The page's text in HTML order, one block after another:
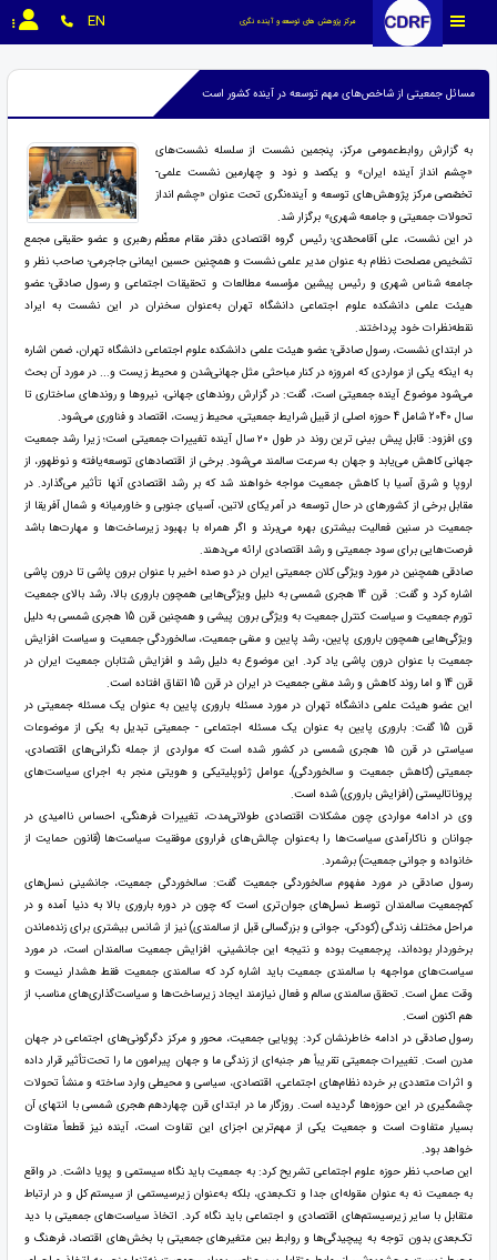
مرکز پژوهش های توسعه و آینده نگری EN
مسائل جمعیتی از شاخص‌های مهم توسعه در آینده کشور است
به گزارش روابط‌عمومی مرکز، پنجمین نشست از سلسله نشست‌های
«چشم انداز آینده ایران» و یکصد و نود و چهارمین نشست علمی-
تخصّصی مرکز پژوهش‌های توسعه و آینده‌نگری تحت عنوان «چشم انداز
تحولات جمعیتی و جامعه شهری» برگزار شد.
در این نشست، علی آقامحمّدی؛ رئیس گروه اقتصادی دفتر مقام معظّم رهبری و عضو حقیقی مجمع
تشخیص مصلحت نظام به عنوان مدیر علمی نشست و همچنین حسین ایمانی جاجرمی؛ صاحب نظر و
جامعه شناس شهری و رئیس پیشین مؤسسه مطالعات و تحقیقات اجتماعی و رسول صادقی؛ عضو
هیئت علمی دانشکده علوم اجتماعی دانشگاه تهران به‌‌عنوان سخنران در این نشست به ایراد
نقطه‌نظرات خود پرداختند.
در ابتدای نشست، رسول صادقی؛ عضو هیئت علمی دانشکده علوم اجتماعی دانشگاه تهران، ضمن اشاره
به اینکه یکی از مواردی که امروزه در کنار مباحثی مثل جهانی‌شدن و محیط زیست و... در مورد آن بحث
می‌شود موضوع آینده جمعیتی است، گفت: در گزارش روندهای جهانی، نیروها و روندهای ساختاری تا
سال 2040 شامل 4 حوزه اصلی از قبیل شرایط جمعیتی، محیط زیست، اقتصاد و فناوری می‌شود.
وی افزود: قابل پیش بینی ترین روند در طول ۲۰ سال آینده تغییرات جمعیتی است؛ زیرا رشد جمعیت
جهانی کاهش می‌یابد و جهان به سرعت سالمند می‌شود. برخی از اقتصادهای توسعه‌یافته و نوظهور، از
اروپا و شرق آسیا با کاهش جمعیت مواجه خواهند شد که بر رشد اقتصادی آنها تأثیر می‌گذارد. در
مقابل برخی از کشورهای در حال توسعه در آمریکای لاتین، آسیای جنوبی و خاورمیانه و شمال آفریقا از
جمعیت در سنین فعالیت بیشتری بهره می‌برند و اگر همراه با بهبود زیرساخت‌ها و مهارت‌ها باشد
فرصت‌هایی برای سود جمعیتی و رشد اقتصادی ارائه می‌دهند.
صادقی همچنین در مورد ویژگی کلان جمعیتی ایران در دو صده اخیر با عنوان برون پاشی تا درون پاشی
اشاره کرد و گفت: قرن 14 هجری شمسی به دلیل ویژگی‌هایی همچون باروری بالا، رشد بالای جمعیت
تورم جمعیت و سیاست کنترل جمعیت به ویژگی برون پیشی و همچنین قرن 15 هجری شمسی به دلیل
ویژگی‌هایی همچون باروری پایین، رشد پایین و منفی جمعیت، سالخوردگی جمعیت و سیاست افزایش
جمعیت با عنوان درون پاشی یاد کرد. این موضوع به دلیل رشد و افزایش شتابان جمعیت ایران در
قرن 14 و اما روند کاهش و رشد منفی جمعیت در ایران در قرن 15 اتفاق افتاده است.
این عضو هیئت علمی دانشگاه تهران در مورد مسئله باروری پایین به عنوان یک مسئله جمعیتی در
قرن 15 گفت: باروری پایین به عنوان یک مسئله اجتماعی - جمعیتی تبدیل به یکی از موضوعات
سیاستی در قرن ۱۵ هجری شمسی در کشور شده است که مواردی از جمله نگرانی‌های اقتصادی،
جمعیتی (کاهش جمعیت و سالخوردگی)، عوامل ژئوپلیتیکی و هویتی منجر به اجرای سیاست‌های
پروناتالیستی (افزایش باروری) شده است.
وی در ادامه مواردی چون مشکلات اقتصادی طولانی‌مدت، تغییرات فرهنگی، احساس ناامیدی در
جوانان و ناکارآمدی سیاست‌ها را به‌عنوان چالش‌های فراروی موفقیت سیاست‌ها (قانون حمایت از
خانواده و جوانی جمعیت) برشمرد.
رسول صادقی در مورد مفهوم سالخوردگی جمعیت گفت: سالخوردگی جمعیت، جانشینی نسل‌های
کم‌جمعیت سالمندان توسط نسل‌های جوان‌تری است که چون در دوره باروری بالا به دنیا آمده و در
مراحل مختلف زندگی (کودکی، جوانی و بزرگسالی قبل از سالمندی) نیز از شانس بیشتری برای زنده‌ماندن
برخوردار بوده‌اند، پرجمعیت بوده و نتیجه این جانشینی، افزایش جمعیت سالمندان است، در مورد
سیاست‌های مواجهه با سالمندی جمعیت باید اشاره کرد که سالمندی جمعیت فقط هشدار نیست و
وقت عمل است. تحقق سالمندی سالم و فعال نیازمند ایجاد زیرساخت‌ها و سیاست‌گذاری‌های مناسب از
هم اکنون است.
رسول صادقی در ادامه خاطرنشان کرد: پویایی جمعیت، محور و مرکز دگرگونی‌های اجتماعی در جهان
مدرن است. تغییرات جمعیتی تقریباً هر جنبه‌ای از زندگی ما و جهان پیرامون ما را تحت‌تأثیر قرار داده
و اثرات متعددی بر خرده نظام‌های اجتماعی، اقتصادی، سیاسی و محیطی وارد ساخته و منشأ تحولات
چشمگیری در این حوزه‌ها گردیده است. روزگار ما در ابتدای قرن چهاردهم هجری شمسی با انتهای آن
بسیار متفاوت است و جمعیت یکی از مهم‌ترین اجزای این تفاوت است، آینده نیز قطعاً متفاوت
خواهد بود.
این صاحب نظر حوزه علوم اجتماعی تشریح کرد: به جمعیت باید نگاه سیستمی و پویا داشت. در واقع
به جمعیت نه به عنوان مقوله‌ای جدا و تک‌بعدی، بلکه به‌عنوان زیرسیستمی از سیستم کل و در ارتباط
متقابل با سایر زیرسیستم‌های اقتصادی و اجتماعی باید نگاه کرد. اتخاذ سیاست‌های جمعیتی با دید
تک‌بعدی بدون توجه به پیچیدگی‌ها و روابط بین متغیرهای جمعیتی با بخش‌های اقتصاد، فرهنگ و